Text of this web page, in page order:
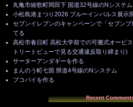
丸亀市綾歌町岡田下 国道32号線のNシステム
小松島港まつり2026 ブルーインパルス展示
セブンイレブンのキャンペーンで「セブン
てる
高松市春日町 高松大学前での可搬式オービ
トリートビューで見る交通違反取り締まり)
サーターアンダギーを作る
まんのう町七箇 県道4号線のNシステム
ブコパイを作る
Recent